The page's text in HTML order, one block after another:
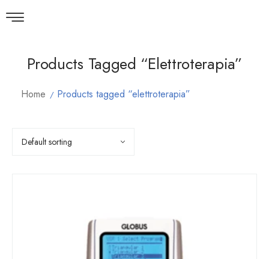
Products Tagged “elettroterapia”
Home Products tagged “elettroterapia”